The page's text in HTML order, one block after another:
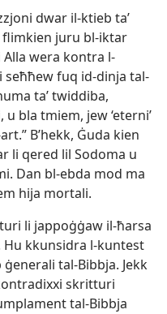
dwar il-ktieb taʼ
flimkien juru bl-iktar
wera kontra l-
seħħew fuq id-dinja tal-
taʼ twiddiba,
u bla tmiem, jew ‘eterni’
B’hekk, Ġuda kien
li qered lil Sodoma u
Dan bl-ebda mod ma
hija mortali.
li jappoġġaw il-ħarsa
kkunsidra l-kuntest
tal-Bibbja. Jekk
skritturi
tal-Bibbja